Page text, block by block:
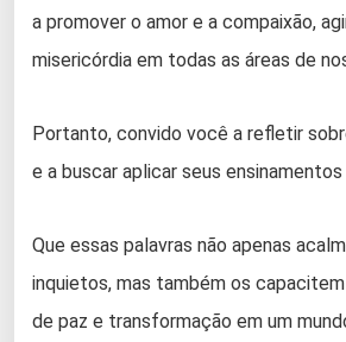
a promover o amor e a compaixão,
misericórdia em todas as áreas de
Portanto, convido você a refletir
e a buscar aplicar seus ensinamentos
Que essas palavras não apenas
inquietos, mas também os
de paz e transformação em um